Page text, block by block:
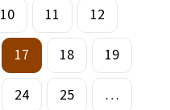
10 11
12
17 18
19
24 25
…